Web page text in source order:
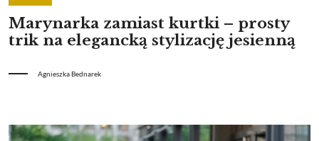
Marynarka zamiast kurtki – prosty
trik na elegancką stylizację jesienną
Agnieszka Bednarek